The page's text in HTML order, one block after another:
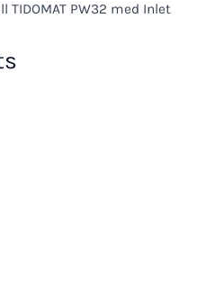
PW32 med Inlet